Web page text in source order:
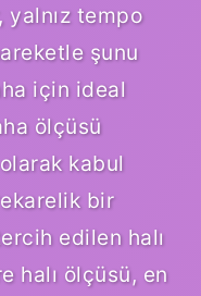
yalnız tempo
şunu
için ideal
ölçüsü
kabul
bir
edilen halı
halı ölçüsü, en